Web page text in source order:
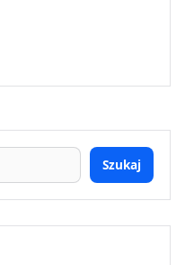
Szukaj